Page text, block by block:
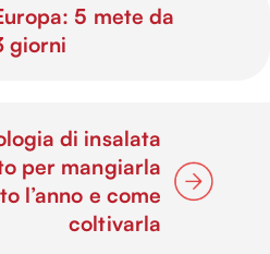
5 mete da
giorni
di insalata
per mangiarla
l’anno e come
coltivarla